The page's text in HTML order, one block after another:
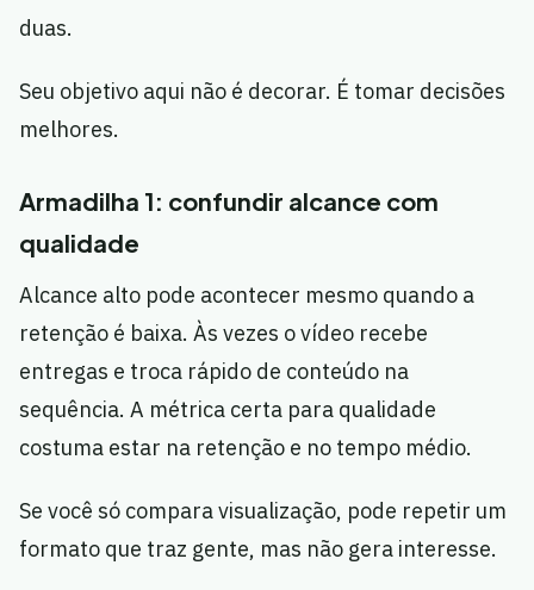
duas.
Seu objetivo aqui não é decorar. É tomar decisões
melhores.
Armadilha 1: confundir alcance com
qualidade
Alcance alto pode acontecer mesmo quando a
retenção é baixa. Às vezes o vídeo recebe
entregas e troca rápido de conteúdo na
sequência. A métrica certa para qualidade
costuma estar na retenção e no tempo médio.
Se você só compara visualização, pode repetir um
formato que traz gente, mas não gera interesse.